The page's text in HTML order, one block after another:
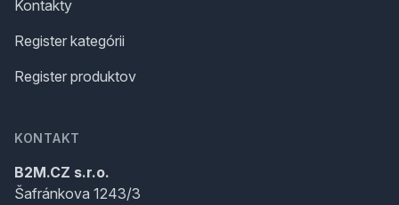
Kontakty
Register kategórii
Register produktov
KONTAKT
B2M.CZ s.r.o.
Šafránkova 1243/3